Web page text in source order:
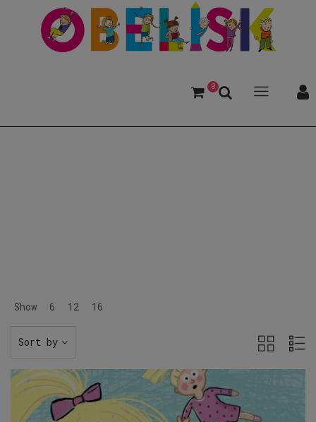
0
Show 6 12 16
Sort by